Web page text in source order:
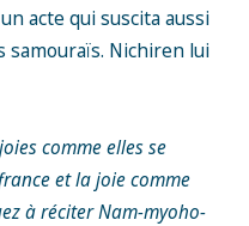
acte qui suscita aussi
samouraïs. Nichiren lui
comme elles se
et la joie comme
à réciter Nam-myoho-